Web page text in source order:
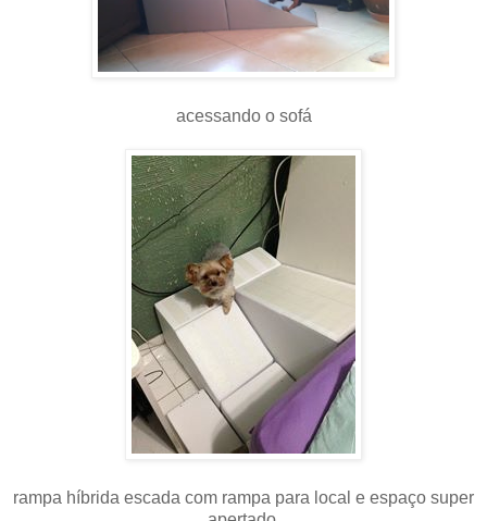
acessando o sofá
rampa híbrida escada com rampa para local e espaço super